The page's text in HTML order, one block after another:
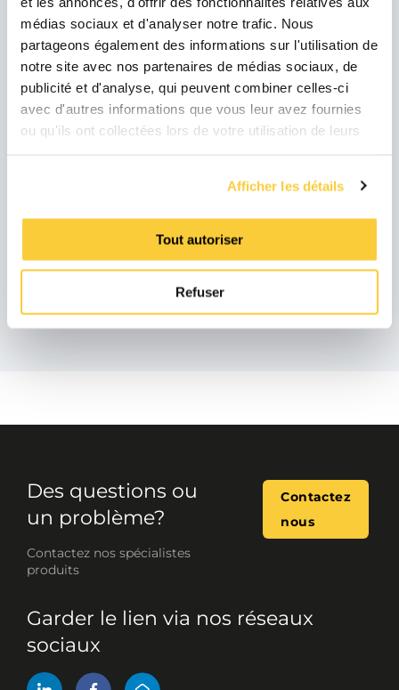
médias sociaux et d'analyser notre trafic. Nous
partageons également des informations sur l'utilisation de
notre site avec nos partenaires de médias sociaux, de
publicité et d'analyse, qui peuvent combiner celles-ci
avec d'autres informations que vous leur avez fournies
ou qu'ils ont collectées lors de votre utilisation de leurs
Afficher les détails
Tout autoriser
Refuser
Avec l'outil SpiroSelect, vous pouvez, en fonction
de votre système, faire une sélection des
meilleures solutions (totales) dans le domaine
de :
dégazage sous vide.
Accédez à SpiroSelect et trouvez vos
Des questions ou
un problème?
Contactez nos spécialistes
produits
Contactez
nous
Garder le lien via nos réseaux
sociaux